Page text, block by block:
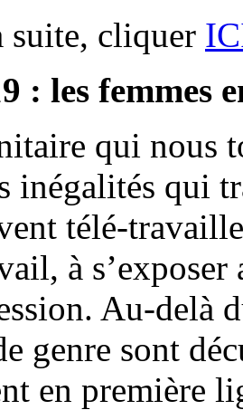
suite, cliquer
: les femmes
qui nous
inégalités qui
télé-
à
Au-delà
genre sont
en première